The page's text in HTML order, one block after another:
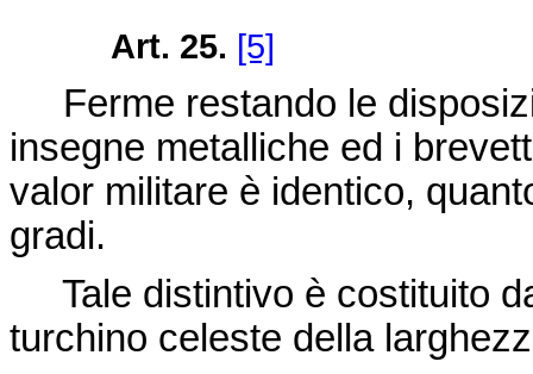
Art. 25. [5]
Ferme restando le
insegne metalliche ed i
valor militare è identico,
gradi.
Tale distintivo è costituito
turchino celeste della